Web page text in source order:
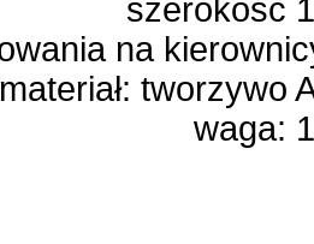
szerokość
na
materiał: tworzywo
waga: